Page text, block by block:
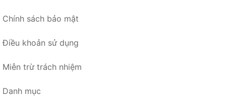
Chính sách bảo mật
Điều khoản sử dụng
Miễn trừ trách nhiệm
Danh mục